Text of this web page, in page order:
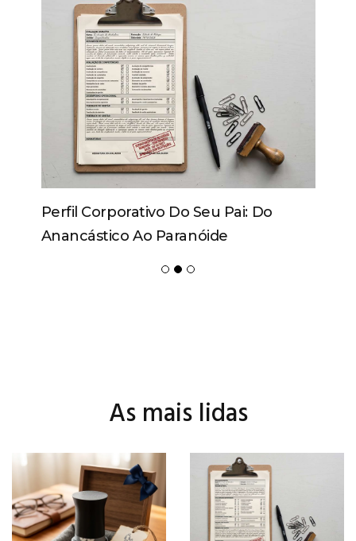
Perfil Corporativo Do Seu Pai: Do
Anancástico Ao Paranóide
As mais lidas